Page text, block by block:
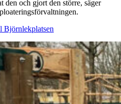
den och gjort den större, säger
Björnlekplatsen